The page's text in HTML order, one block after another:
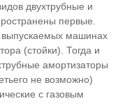
двухтрубные и
первые.
выпускаемых машинах
(стойки). Тогда и
амортизаторы
не возможно)
с газовым